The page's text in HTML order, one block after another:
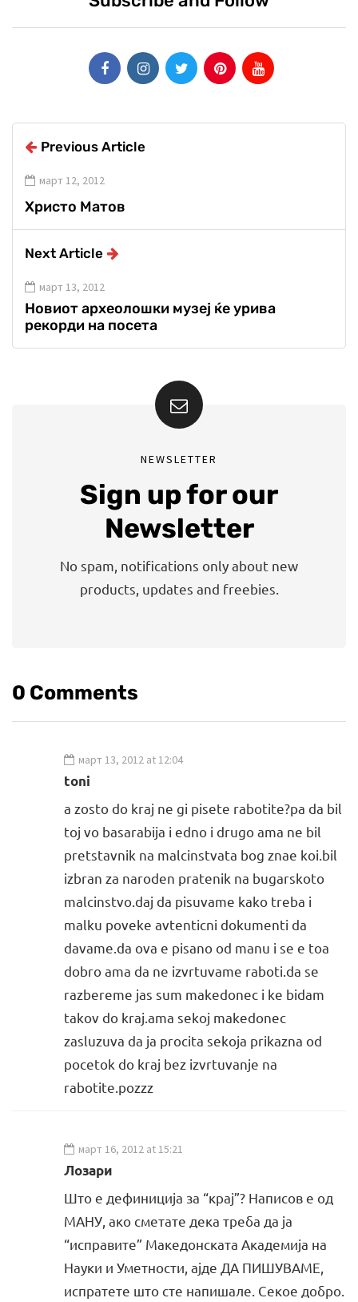
Previous Article
март 12, 2012
Христо Матов
Next Article
март 13, 2012
Новиот археолошки музеј ќе урива
рекорди на посета
NEWSLETTER
Sign up for our
Newsletter
No spam, notifications only about new
products, updates and freebies.
0 Comments
март 13, 2012 at 12:04
toni
a zosto do kraj ne gi pisete rabotite?pa da bil
toj vo basarabija i edno i drugo ama ne bil
pretstavnik na malcinstvata bog znae koi.bil
izbran za naroden pratenik na bugarskoto
malcinstvo.daj da pisuvame kako treba i
malku poveke avtenticni dokumenti da
davame.da ova e pisano od manu i se e toa
dobro ama da ne izvrtuvame raboti.da se
razbereme jas sum makedonec i ke bidam
takov do kraj.ama sekoj makedonec
zasluzuva da ja procita sekoja prikazna od
pocetok do kraj bez izvrtuvanje na
rabotite.pozzz
март 16, 2012 at 15:21
Лозари
Што е дефиниција за “крај”? Написов е од
МАНУ, ако сметате дека треба да ја
“исправите” Македонската Академија на
Науки и Уметности, ајде ДА ПИШУВАМЕ,
испратете што сте напишале. Секое добро.